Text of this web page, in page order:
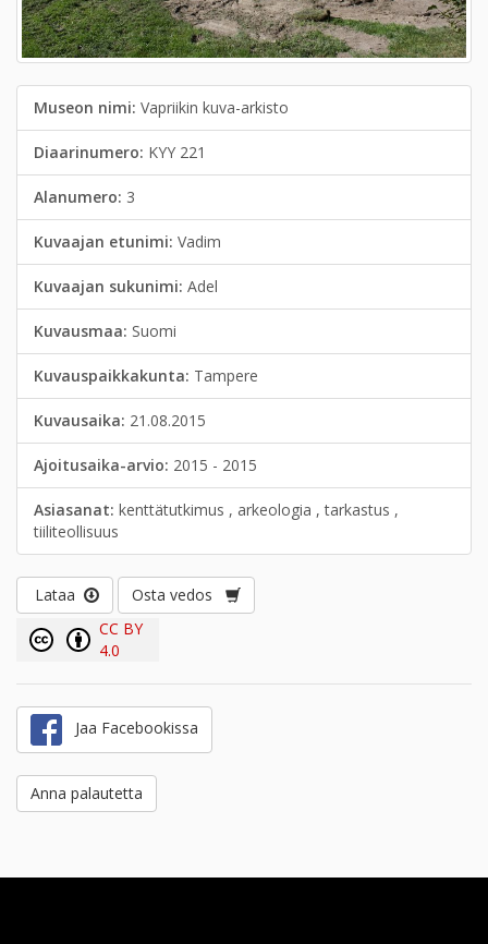
Museon nimi: Vapriikin kuva-arkisto
Diaarinumero: KYY 221
Alanumero: 3
Kuvaajan etunimi: Vadim
Kuvaajan sukunimi: Adel
Kuvausmaa: Suomi
Kuvauspaikkakunta: Tampere
Kuvausaika: 21.08.2015
Ajoitusaika-arvio: 2015 - 2015
Asiasanat: kenttätutkimus , arkeologia , tarkastus ,
tiiliteollisuus
Lataa
Osta vedos
CC BY
4.0
Jaa Facebookissa
Anna palautetta